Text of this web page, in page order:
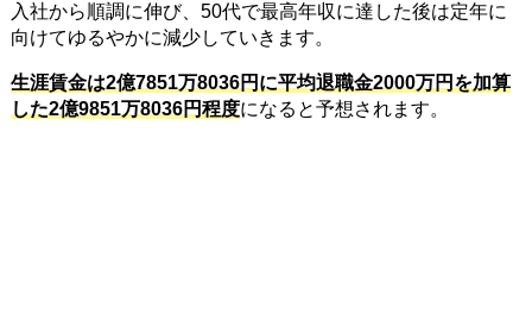
入社から順調に伸び、50代で最高年収に達した後は定年に
向けてゆるやかに減少していきます。
生涯賃金は2億7851万8036円に平均退職金2000万円を加算
した2億9851万8036円程度になると予想されます。